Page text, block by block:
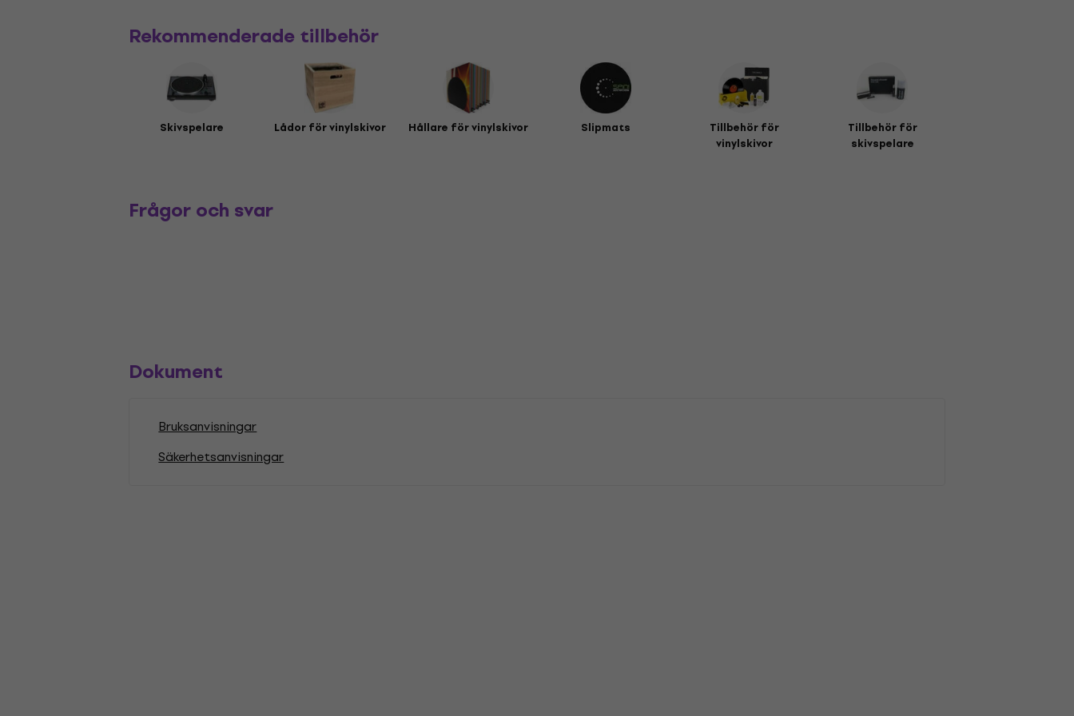
Rekommenderade tillbehör
Skivspelare Lådor för vinylskivor Hållare för vinylskivor Slipmats
Tillbehör för
vinylskivor
Tillbehör för
skivspelare
Frågor och svar
Dokument
Bruksanvisningar
Säkerhetsanvisningar